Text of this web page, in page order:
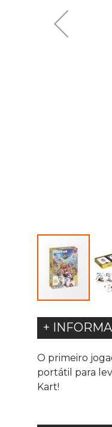
+
O primeiro
portátil para
Kart!